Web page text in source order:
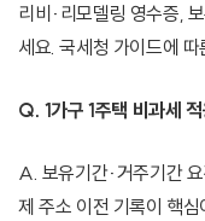
리비·리모델링 영수증,
세요. 국세청 가이드에
Q. 1가구 1주택 비과세
A. 보유기간·거주기간
제 주소 이전 기록이 핵